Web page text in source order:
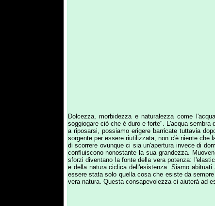
Dolcezza, morbidezza e naturalezza come l'acqua
soggiogare ciò che è duro e forte". L'acqua sembra
a riposarsi, possiamo erigere barricate tuttavia dopo un
sorgente per essere riutilizzata, non c'è niente che la
di scorrere ovunque ci sia un'apertura invece di
confluiscono nonostante la sua grandezza. Muovendoci
sforzi diventano la fonte della vera potenza: l'elasticità
e della natura ciclica dell'esistenza. Siamo abituati a
vera natura. Questa consapevolezza ci aiuterà ad essere